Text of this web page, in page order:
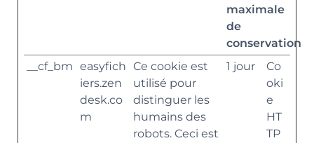
maximale
de
conservation
__cf_bm easyfich
iers.zen
desk.co
m
Ce cookie est
utilisé pour
distinguer les
humains des
robots. Ceci est
1 jour
Co
oki
e
HT
TP